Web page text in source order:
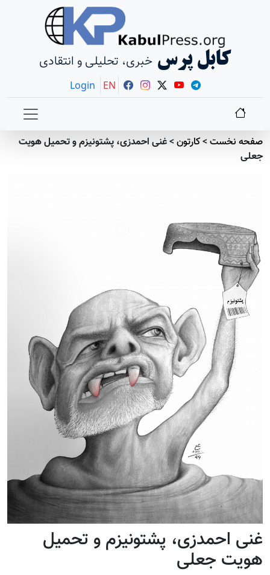
کابل پرس خبری، تحلیلی و انتقادی
Login EN
صفحه نخست>کارتون>غنی احمدزی، پشتونیزم و تحمیل هویت
جعلی
غنی احمدزی، پشتونیزم و تحمیل
هویت جعلی